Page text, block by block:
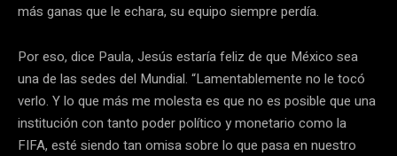
más ganas que le echara, su equipo siempre perdía.
Por eso, dice Paula, Jesús estaría feliz de que México sea
una de las sedes del Mundial. “Lamentablemente no le tocó
verlo. Y lo que más me molesta es que no es posible que una
institución con tanto poder político y monetario como la
FIFA, esté siendo tan omisa sobre lo que pasa en nuestro